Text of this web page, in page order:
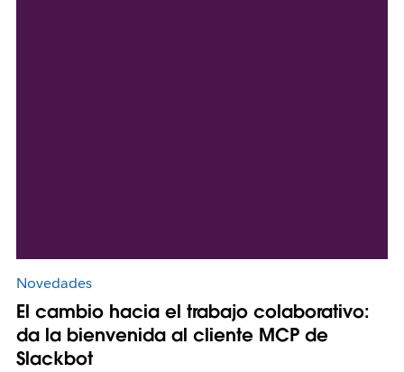
Novedades
El cambio hacia el trabajo colaborativo:
da la bienvenida al cliente MCP de
Slackbot